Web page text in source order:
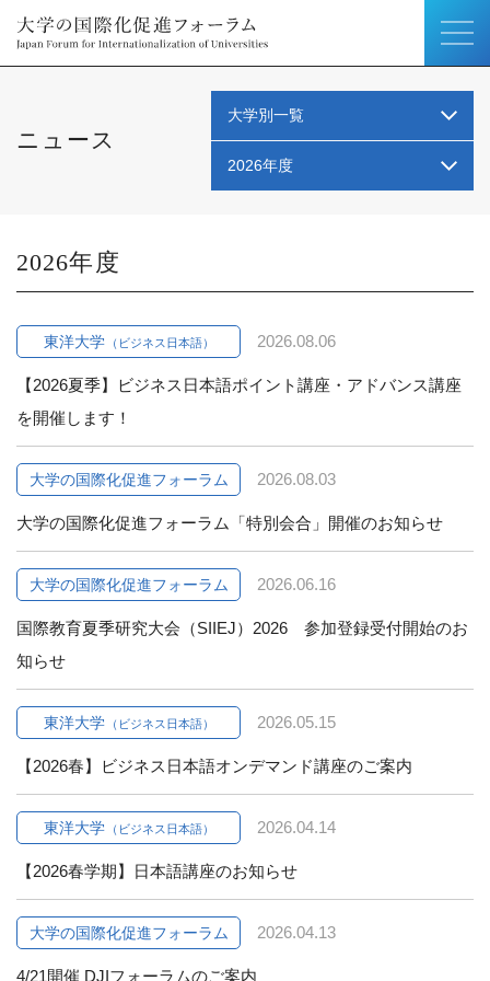
ニュース
大学別一覧
2026年度
2026
東洋大学 （ビジネス日本語） 2026.08.06
【2026夏季】ビジネス日本語ポイント講座・アドバンス講座
を開催します！
大学の国際化促進フォーラム 2026.08.03
大学の国際化促進フォーラム「特別会合」開催のお知らせ
大学の国際化促進フォーラム 2026.06.16
国際教育夏季研究大会（SIIEJ）2026 参加登録受付開始のお
知らせ
東洋大学 （ビジネス日本語） 2026.05.15
【2026春】ビジネス日本語オンデマンド講座のご案内
東洋大学 （ビジネス日本語） 2026.04.14
【2026春学期】日本語講座のお知らせ
大学の国際化促進フォーラム 2026.04.13
4/21開催 DJIフォーラムのご案内